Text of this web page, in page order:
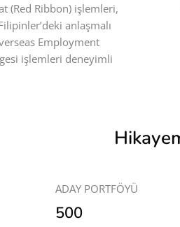
(Red Ribbon) işlemleri,
anlaşmalı
Employment
işlemleri deneyimli
ADAY PORTFÖYÜ
500